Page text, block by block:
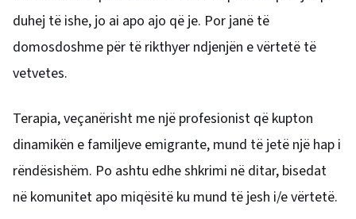
duhej të ishe, jo ai apo ajo që je. Por janë të
domosdoshme për të rikthyer ndjenjën e vërtetë të
vetvetes.
Terapia, veçanërisht me një profesionist që kupton
dinamikën e familjeve emigrante, mund të jetë një hap i
rëndësishëm. Po ashtu edhe shkrimi në ditar, bisedat
në komunitet apo miqësitë ku mund të jesh i/e vërtetë.